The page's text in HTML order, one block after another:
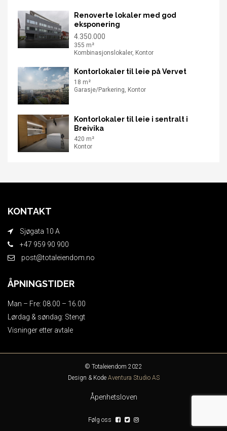
Renoverte lokaler med god
eksponering
4.350.000
355 m²
Kombinasjonslokaler, Kontor
Kontorlokaler til leie på Vervet
18 m²
Garasje/Parkering, Kontor
Kontorlokaler til leie i sentralt i
Breivika
420 m²
Kontor
KONTAKT
Sjøgata 10 A
+47 959 90 900
post@totaleiendom.no
ÅPNINGSTIDER
Man – Fre: 08.00 – 16.00
Lørdag & søndag: Stengt
Visninger etter avtale
© Totaleiendom 2022
Design & Kode Aventura Studio AS
Åpenhetsloven
Følg oss